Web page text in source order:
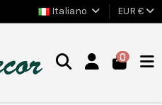
Italiano EUR €
0